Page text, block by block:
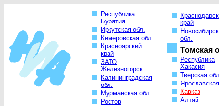
Республика
Бурятия
Иркутская обл.
Кемеровская обл.
Красноярский
край
ЗАТО
Железногорск
Калининградская
обл.
Мурманская обл.
Ростов
край
обл.
Томская
Республика
Хакасия
Тверская
Кавказ
Алтай